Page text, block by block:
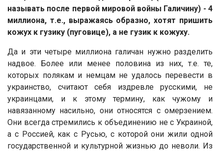
называть после первой мировой войны Галичину) - 4
миллиона, т.е., выражаясь образно, хотят пришить
кожух к гузику (пуговице), а не гузик к кожуху.
Да и эти четыре миллиона галичан нужно разделить
надвое. Более или менее половина из них, т.е. те,
которых полякам и немцам не удалось перевести в
украинство, считают себя издревле русскими, не
украинцами, и к этому термину, как чужому и
навязанному насильно, они относятся с омерзением.
Они всегда стремились к объединению не с Украиной,
а с Россией, как с Русью, с которой они жили одной
государственной и культурной жизнью до неволи. Из